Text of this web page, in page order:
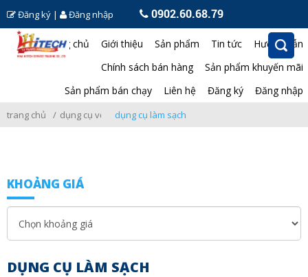
Đăng ký | Đăng nhập 0902.60.68.79
Trang chủ Giới thiệu Sản phẩm Tin tức
Hướng dẫn
Chính sách bán hàng
Sản phẩm khuyến mãi
Sản phẩm bán chạy
Liên hệ Đăng ký Đăng nhập
trang chủ dụng cụ vệ sinhdụng cụ làm sạch
KHOẢNG GIÁ
DỤNG CỤ LÀM SẠCH